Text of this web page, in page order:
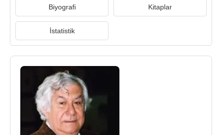
Biyografi Kitaplar
İstatistik